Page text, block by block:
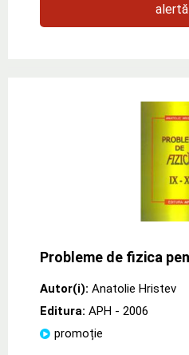
Probleme de fizica
Autor(i): Anatolie Hristev
Editura: APH - 2006
promoție